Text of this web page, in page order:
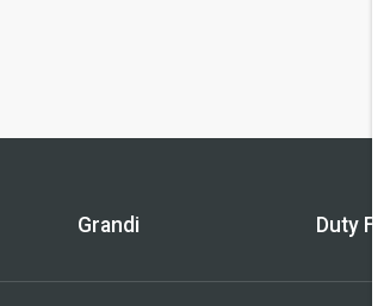
Grandi Duty